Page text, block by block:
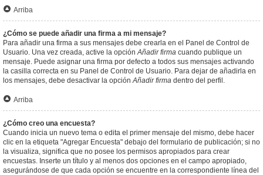
Arriba
¿Cómo se puede añadir una firma a mi mensaje?
Para añadir una firma a sus mensajes debe crearla en el Panel de Control de
Usuario. Una vez creada, active la opciónAñadir firma cuando publique un
mensaje. Puede asignar una firma por defecto a todos sus mensajes activando
la casilla correcta en su Panel de Control de Usuario. Para dejar de añadirla en
los mensajes, debe desactivar la opciónAñadir firma dentro del perfil.
Arriba
¿Cómo creo una encuesta?
Cuando inicia un nuevo tema o edita el primer mensaje del mismo, debe hacer
clic en la etiqueta "Agregar Encuesta" debajo del formulario de publicación; si no
la visualiza, significa que no posee los permisos apropiados para crear
encuestas. Inserte un título y al menos dos opciones en el campo apropiado,
asegurándose de que cada opción se encuentre en la correspondiente línea del